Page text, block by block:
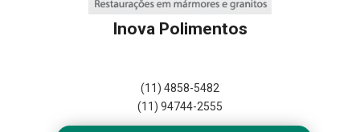
Inova Polimentos
(11) 4858-5482
(11) 94744-2555